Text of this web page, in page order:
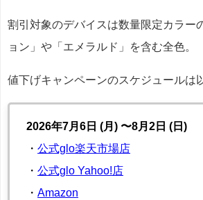
割引対象のデバイスは数量限定カラー
ョン」や「エメラルド」を含む全色。
値下げキャンペーンのスケジュールは
2026年7月6日 (月) 〜8月2日 (日)
・ 公式glo楽天市場店
・ 公式glo Yahoo!店
・ Amazon